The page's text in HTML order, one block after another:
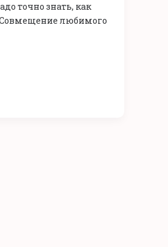
точно знать, как
Совмещение любимого